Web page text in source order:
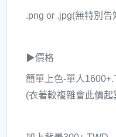
.png or .jpg(無特別
▶價格
簡單上色-單人
(衣著較複雜會此價起